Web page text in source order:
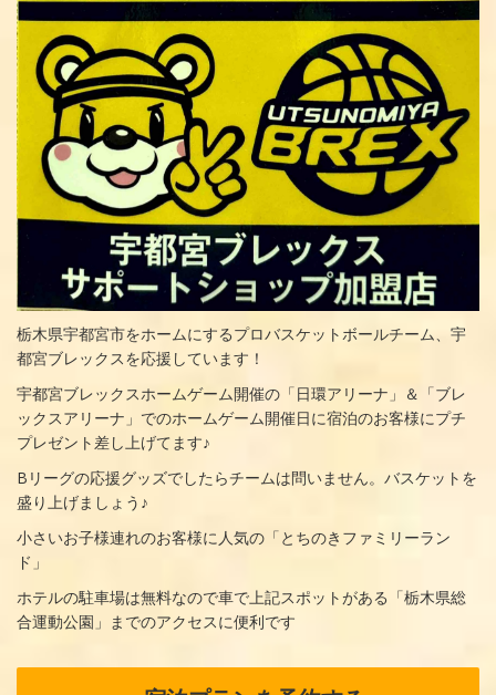
栃木県宇都宮市をホームにするプロバスケットボールチーム、宇
都宮ブレックスを応援しています！
宇都宮ブレックスホームゲーム開催の「日環アリーナ」＆「ブレ
ックスアリーナ」でのホームゲーム開催日に宿泊のお客様にプチ
プレゼント差し上げてます♪
Bリーグの応援グッズでしたらチームは問いません。バスケットを
盛り上げましょう♪
小さいお子様連れのお客様に人気の「とちのきファミリーラン
ド」
ホテルの駐車場は無料なので車で上記スポットがある「栃木県総
合運動公園」までのアクセスに便利です